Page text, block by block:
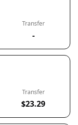
Transfer
-
Transfer
$23.29